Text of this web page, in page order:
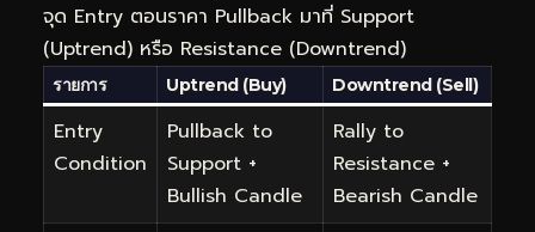
จุด Entry ตอนราคา Pullback มาที่ Support
(Uptrend) หรือ Resistance (Downtrend)
รายการ Uptrend (Buy) Downtrend (Sell)
Entry
Condition
Pullback to
Support +
Bullish Candle
Rally to
Resistance +
Bearish Candle